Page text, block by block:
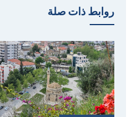
روابط ذات صلة